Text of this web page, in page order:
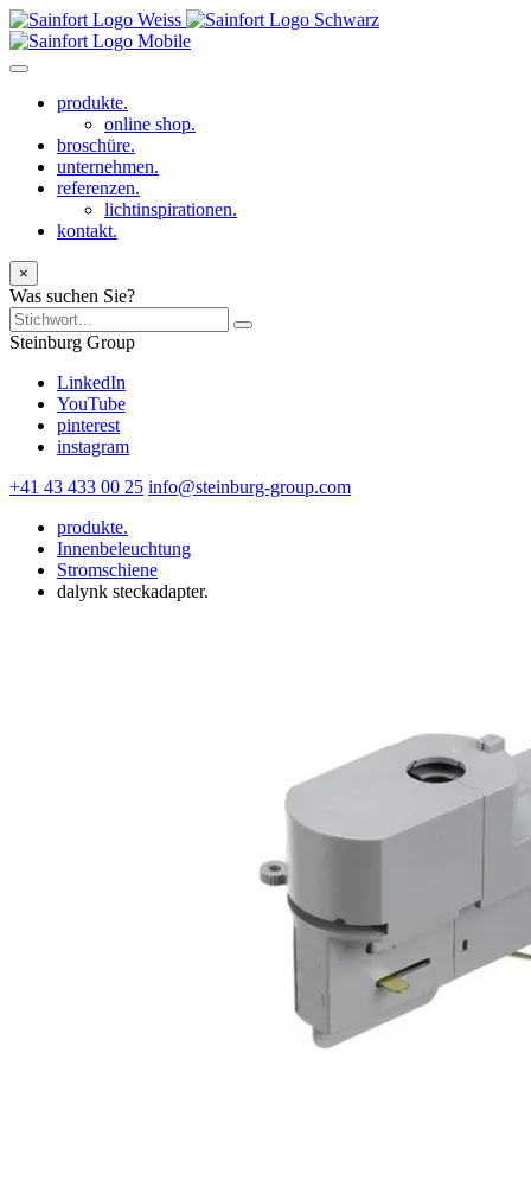
produkte.
online shop.
broschüre.
unternehmen.
referenzen.
lichtinspirationen.
kontakt.
×
Was suchen Sie?
Steinburg Group
LinkedIn
YouTube
pinterest
instagram
+41 43 433 00 25 info@steinburg-group.com
produkte.
Innenbeleuchtung
Stromschiene
dalynk steckadapter.